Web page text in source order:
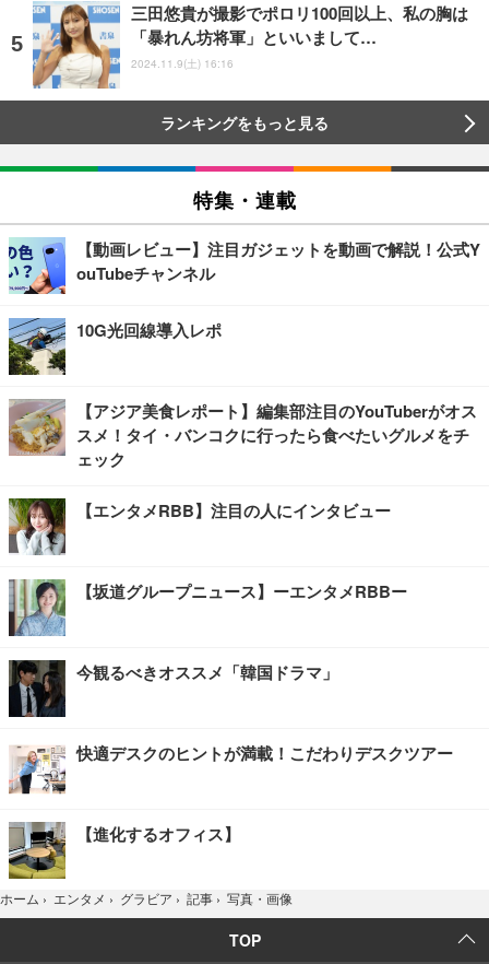
三田悠貴が撮影でポロリ100回以上、私の胸は
「暴れん坊将軍」といいまして…
2024.11.9(土) 16:16
ランキングをもっと見る
特集・連載
【動画レビュー】注目ガジェットを動画で解説！公式Y
ouTubeチャンネル
10G光回線導入レポ
【アジア美食レポート】編集部注目のYouTuberがオス
スメ！タイ・バンコクに行ったら食べたいグルメをチ
ェック
【エンタメRBB】注目の人にインタビュー
【坂道グループニュース】ーエンタメRBBー
今観るべきオススメ「韓国ドラマ」
快適デスクのヒントが満載！こだわりデスクツアー
【進化するオフィス】
ホーム › エンタメ › グラビア › 記事 › 写真・画像
TOP